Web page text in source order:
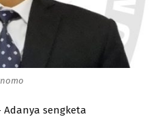
Adanya sengketa